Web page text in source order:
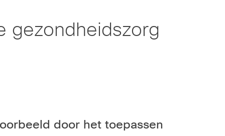
gezondheidszorg
door het toepassen